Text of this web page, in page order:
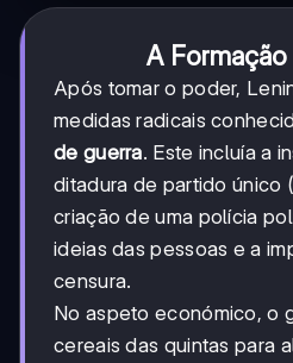
A Formação
Após tomar o poder,
medidas radicais
de guerra. Este incluía a
ditadura de partido único
criação de uma polícia
ideias das pessoas e a
censura.
No aspeto económico, o
cereais das quintas para